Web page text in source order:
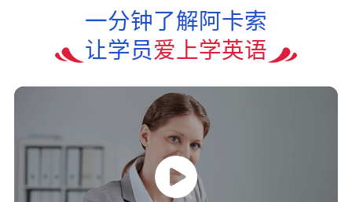
一分钟了解阿卡索
让学员爱上学英语